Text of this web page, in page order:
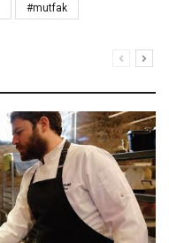
#mutfak